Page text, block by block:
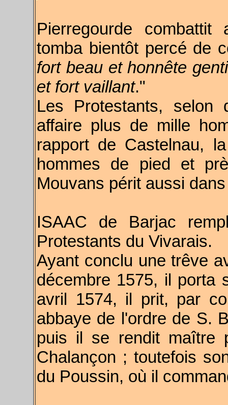
Pierregourde
tomba bientôt percé de
fort beau et honnête
et fort vaillant."
Les Protestants, selon
affaire plus de mille
rapport de Castelnau,
hommes de pied et
Mouvans périt aussi
ISAAC de Barjac
Protestants du Vivarais.
Ayant conclu une trêve
décembre 1575, il porta
avril 1574, il prit, par
abbaye de l'ordre de S.
puis il se rendit maître
Chalançon ; toutefois
du Poussin, où il